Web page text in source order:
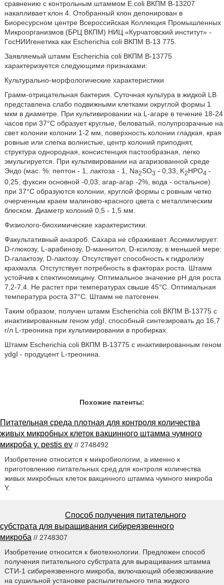
сравнению с контрольным штаммом E.coli ВКПМ В-13207
накапливает клон 4. Отобранный клон депонирован в
Биоресурсном центре Всероссийская Коллекция Промышленных
Микроорганизмов (БРЦ ВКПМ) НИЦ «Курчатовский институт» -
ГосНИИгенетика как Escherichia coli ВКПМ В-13 775.
Заявляемый штамм Escherichia coli ВКПМ В-13775
характеризуется следующими признаками:
Культурально-морфологические характеристики
Грамм-отрицательная бактерия. Суточная культура в жидкой LB
представлена слабо подвижными клетками округлой формы 1
мкм в диаметре. При культивировании на L-агаре в течение 18-24
часов при 37°С образует круглые, беловатый, полупрозрачные на
свет колонии колонии 1-2 мм, поверхность колонии гладкая, края
ровные или слегка волнистые, центр колоний приподнят,
структура однородная, консистенция пастообразная, легко
эмульгируется. При культивировании на агаризованной среде
Эндо (мас. %: пептон - 1, лактоза - 1, Na2SO3 - 0,33, K2НРО4 -
0,25, фуксин основной -0,03, агар-агар -2%, вода - остальное)
при 37°С образуются колонии, круглой формы с ровным четко
очерченным краем малиново-красного цвета с металлическим
блеском. Диаметр колоний 0,5 - 1,5 мм.
Физиолого-биохимические характеристики.
Факультативный анаэроб. Сахара не сбраживает. Ассимилирует:
D-глюкозу, L-арабинозу, D-маннитол, D-ксилозу, в меньшей мере:
D-галактозу, D-лактозу. Отсутствует способность к гидролизу
крахмала. Отстутствует потребность в факторах роста. Штамм
устойчив к спектиномицину. Оптимальное значение рН для роста
7,2-7,4. Не растет при температурах свыше 45°С. Оптимальная
температура роста 37°С. Штамм не патогенен.
Таким образом, получен штамм Escherichia coli ВКПМ В-13775 с
инактивированным геном ydgI, способный синтезировать до 16,7
г/л L-треонина при культивировании в пробирках.
Штамм Escherichia coli ВКПМ В-13775 с инактивированным геном
ydgI - продуцент L-треонина.
Похожие патенты:
Питательная среда плотная для контроля количества
живых микробных клеток вакцинного штамма чумного
микроба y. pestis ev // 2748492
Изобретение относится к микробиологии, а именно к
приготовлению питательных сред для контроля количества
живых микробных клеток вакцинного штамма чумного микроба
Y.
Способ получения питательного
субстрата для выращивания сибиреязвенного
микроба // 2748307
Изобретение относится к биотехнологии. Предложен способ
получения питательного субстрата для выращивания штамма
СТИ-1 сибиреязвенного микроба, включающий обезвоживание
на сушильной установке распылительного типа жидкого